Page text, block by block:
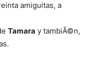
amiguitas, a
Tamara y tambiÃ©n,